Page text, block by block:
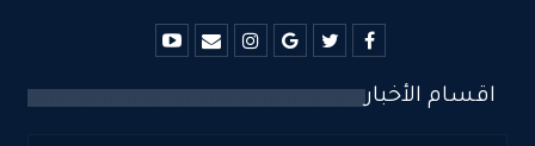
اقسام الأخبار